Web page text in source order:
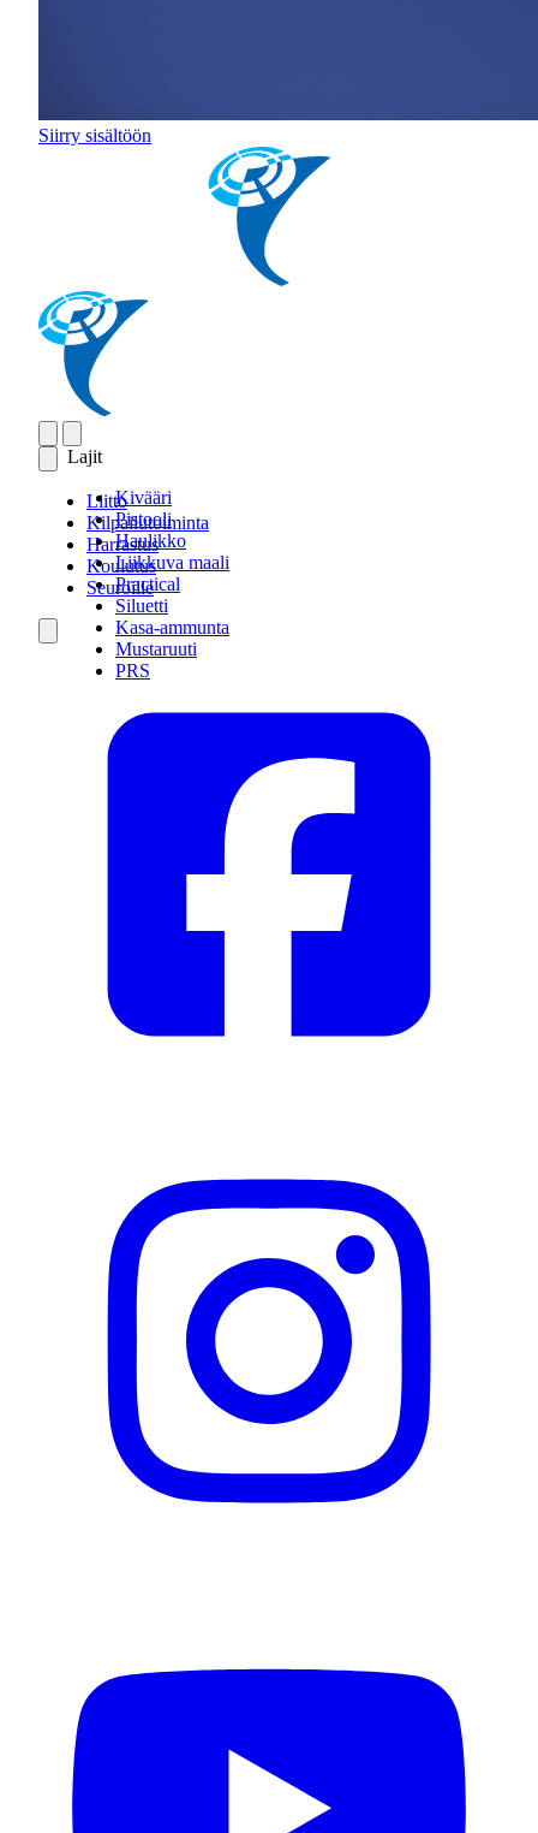
Siirry sisältöön
Lajit
Kivääri
Pistooli
Haulikko
Liikkuva maali
Practical
Siluetti
Kasa-ammunta
Mustaruuti
PRS
Liitto
Kilpailutoiminta
Harrastus
Koulutus
Seuroille